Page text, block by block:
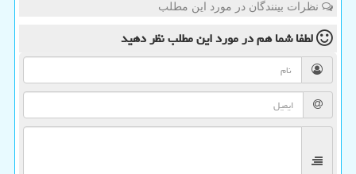
نظرات بینندگان در مورد این مطلب
لطفا شما همدر مورد این مطلبنظر دهید